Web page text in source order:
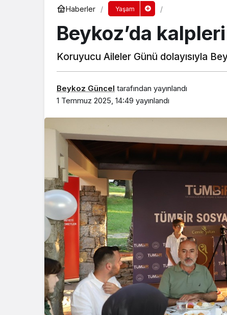
Haberler Yaşam
Beykoz’da
Koruyucu Aileler Günü dolayısıyla
Beykoz Güncel tarafından yayınlandı
1 Temmuz 2025, 14:49 yayınlandı
geleceklerini